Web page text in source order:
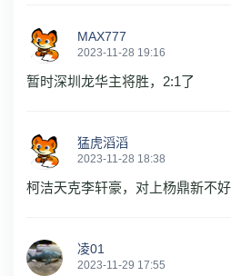
MAX777
2023-11-28 19:16
暂时深圳龙华主将胜，2:1了
猛虎滔滔
2023-11-28 18:38
柯洁天克李轩豪，对上杨鼎新不
凌01
2023-11-29 17:55